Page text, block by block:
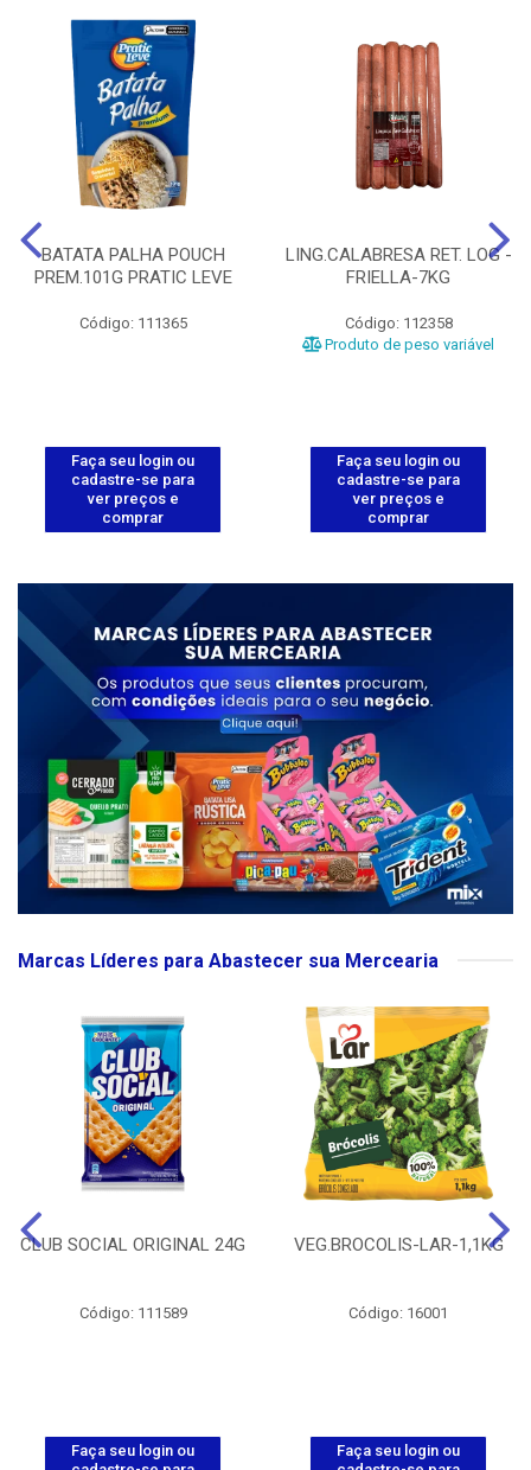
BATATA PALHA POUCH
PREM.101G PRATIC LEVE
Código: 111365
Faça seu login ou
cadastre-se para
ver preços e
comprar
LING.CALABRESA RET. LOG -
FRIELLA-7KG
Código: 112358
Produto de peso variável
Faça seu login ou
cadastre-se para
ver preços e
comprar
Marcas Líderes para Abastecer sua Mercearia
CLUB SOCIAL ORIGINAL 24G
Código: 111589
Faça seu login ou
VEG.BROCOLIS-LAR-1,1KG
Código: 16001
Faça seu login ou